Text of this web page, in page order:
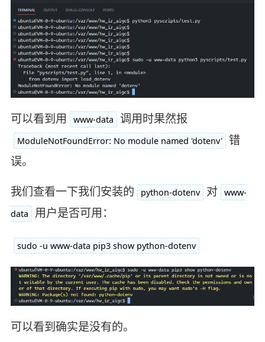
可以看到用 www-data 调用时果然报
ModuleNotFoundError: No module named 'dotenv'
错
误。
我们查看一下我们安装的
python-dotenv 对 www-
data
用户是否可用：
sudo -u www-data pip3 show python-dotenv
可以看到确实是没有的。